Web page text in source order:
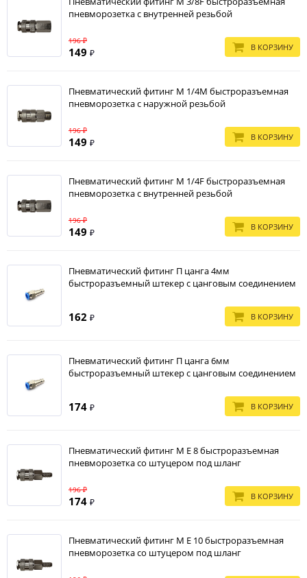
пневморозетка с внутренней резьбой
149 ₽
196 ₽
В КОРЗИНУ
Пневматический фитинг М 1/4M быстроразъемная
пневморозетка с наружной резьбой
149 ₽
196 ₽
В КОРЗИНУ
Пневматический фитинг М 1/4F быстроразъемная
пневморозетка с внутренней резьбой
149 ₽
196 ₽
В КОРЗИНУ
Пневматический фитинг П цанга 4мм
быстроразъемный штекер с цанговым соединением
162 ₽ В КОРЗИНУ
Пневматический фитинг П цанга 6мм
быстроразъемный штекер с цанговым соединением
174 ₽ В КОРЗИНУ
Пневматический фитинг М E 8 быстроразъемная
пневморозетка со штуцером под шланг
174 ₽
196 ₽
В КОРЗИНУ
Пневматический фитинг М E 10 быстроразъемная
пневморозетка со штуцером под шланг